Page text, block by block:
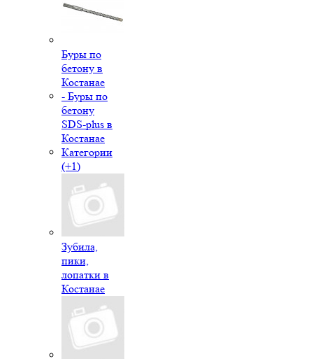
Буры по
бетону в
Костанае
- Буры по
бетону
SDS-plus в
Костанае
Категории
(+1)
Зубила,
пики,
лопатки в
Костанае